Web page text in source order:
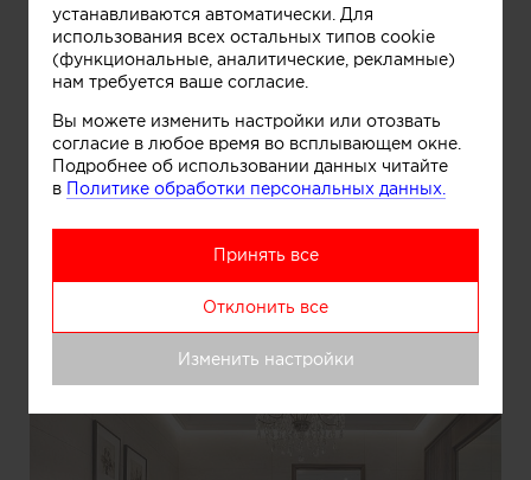
Информация
Интерьер пентхауса MUSIC ROOM
устанавливаются автоматически. Для
использования всех остальных типов cookie
(функциональные, аналитические, рекламные)
нам требуется ваше согласие.
Вы можете изменить настройки или отозвать
согласие в любое время во всплывающем окне.
Подробнее об использовании данных читайте
в Политике обработки персональных данных.
Принять все
Отклонить все
Изменить настройки